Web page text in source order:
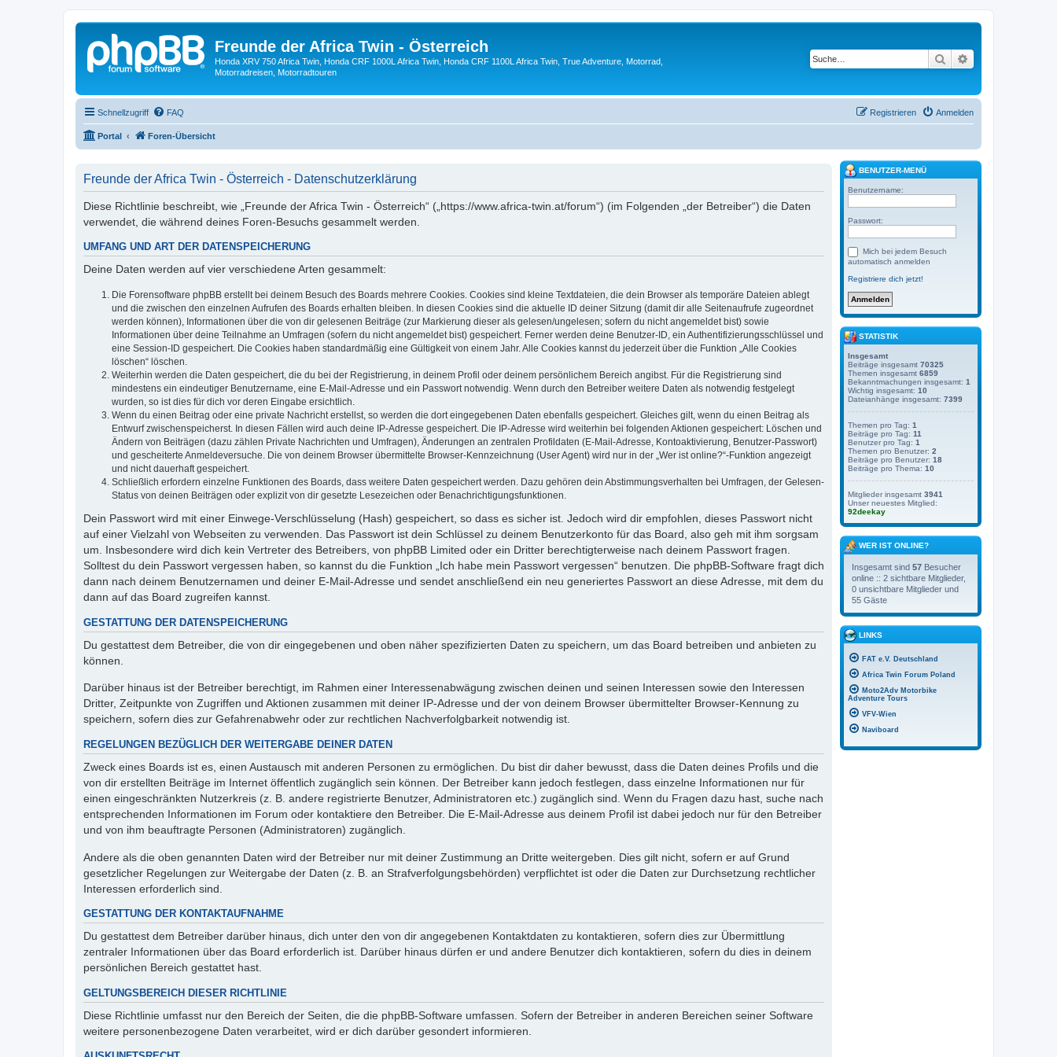
Freunde der Africa Twin - Österreich
Honda XRV 750 Africa Twin, Honda CRF 1000L Africa Twin, Honda CRF 1100L Africa Twin, True Adventure, Motorrad,
Motorradreisen, Motorradtouren
Suche
Schnellzugriff FAQ Anmelden
Registrieren
Portal Foren-Übersicht
Freunde der Africa Twin - Österreich - Datenschutzerklärung
Diese Richtlinie beschreibt, wie „Freunde der Africa Twin - Österreich“ („https://www.africa-twin.at/forum“) (im Folgenden „der Betreiber“) die Daten
verwendet, die während deines Foren-Besuchs gesammelt werden.
UMFANG UND ART DER DATENSPEICHERUNG
Deine Daten werden auf vier verschiedene Arten gesammelt:
Die Forensoftware phpBB erstellt bei deinem Besuch des Boards mehrere Cookies. Cookies sind kleine Textdateien, die dein Browser als temporäre Dateien ablegt
und die zwischen den einzelnen Aufrufen des Boards erhalten bleiben. In diesen Cookies sind die aktuelle ID deiner Sitzung (damit dir alle Seitenaufrufe zugeordnet
werden können), Informationen über die von dir gelesenen Beiträge (zur Markierung dieser als gelesen/ungelesen; sofern du nicht angemeldet bist) sowie
Informationen über deine Teilnahme an Umfragen (sofern du nicht angemeldet bist) gespeichert. Ferner werden deine Benutzer-ID, ein Authentifizierungsschlüssel und
eine Session-ID gespeichert. Die Cookies haben standardmäßig eine Gültigkeit von einem Jahr. Alle Cookies kannst du jederzeit über die Funktion „Alle Cookies
löschen“ löschen.
Weiterhin werden die Daten gespeichert, die du bei der Registrierung, in deinem Profil oder deinem persönlichem Bereich angibst. Für die Registrierung sind
mindestens ein eindeutiger Benutzername, eine E-Mail-Adresse und ein Passwort notwendig. Wenn durch den Betreiber weitere Daten als notwendig festgelegt
wurden, so ist dies für dich vor deren Eingabe ersichtlich.
Wenn du einen Beitrag oder eine private Nachricht erstellst, so werden die dort eingegebenen Daten ebenfalls gespeichert. Gleiches gilt, wenn du einen Beitrag als
Entwurf zwischenspeicherst. In diesen Fällen wird auch deine IP-Adresse gespeichert. Die IP-Adresse wird weiterhin bei folgenden Aktionen gespeichert: Löschen und
Ändern von Beiträgen (dazu zählen Private Nachrichten und Umfragen), Änderungen an zentralen Profildaten (E-Mail-Adresse, Kontoaktivierung, Benutzer-Passwort)
und gescheiterte Anmeldeversuche. Die von deinem Browser übermittelte Browser-Kennzeichnung (User Agent) wird nur in der „Wer ist online?“-Funktion angezeigt
und nicht dauerhaft gespeichert.
Schließlich erfordern einzelne Funktionen des Boards, dass weitere Daten gespeichert werden. Dazu gehören dein Abstimmungsverhalten bei Umfragen, der Gelesen-
Status von deinen Beiträgen oder explizit von dir gesetzte Lesezeichen oder Benachrichtigungsfunktionen.
Dein Passwort wird mit einer Einwege-Verschlüsselung (Hash) gespeichert, so dass es sicher ist. Jedoch wird dir empfohlen, dieses Passwort nicht
auf einer Vielzahl von Webseiten zu verwenden. Das Passwort ist dein Schlüssel zu deinem Benutzerkonto für das Board, also geh mit ihm sorgsam
um. Insbesondere wird dich kein Vertreter des Betreibers, von phpBB Limited oder ein Dritter berechtigterweise nach deinem Passwort fragen.
Solltest du dein Passwort vergessen haben, so kannst du die Funktion „Ich habe mein Passwort vergessen“ benutzen. Die phpBB-Software fragt dich
dann nach deinem Benutzernamen und deiner E-Mail-Adresse und sendet anschließend ein neu generiertes Passwort an diese Adresse, mit dem du
dann auf das Board zugreifen kannst.
GESTATTUNG DER DATENSPEICHERUNG
Du gestattest dem Betreiber, die von dir eingegebenen und oben näher spezifizierten Daten zu speichern, um das Board betreiben und anbieten zu
können.
Darüber hinaus ist der Betreiber berechtigt, im Rahmen einer Interessenabwägung zwischen deinen und seinen Interessen sowie den Interessen
Dritter, Zeitpunkte von Zugriffen und Aktionen zusammen mit deiner IP-Adresse und der von deinem Browser übermittelter Browser-Kennung zu
speichern, sofern dies zur Gefahrenabwehr oder zur rechtlichen Nachverfolgbarkeit notwendig ist.
REGELUNGEN BEZÜGLICH DER WEITERGABE DEINER DATEN
Zweck eines Boards ist es, einen Austausch mit anderen Personen zu ermöglichen. Du bist dir daher bewusst, dass die Daten deines Profils und die
von dir erstellten Beiträge im Internet öffentlich zugänglich sein können. Der Betreiber kann jedoch festlegen, dass einzelne Informationen nur für
einen eingeschränkten Nutzerkreis (z. B. andere registrierte Benutzer, Administratoren etc.) zugänglich sind. Wenn du Fragen dazu hast, suche nach
entsprechenden Informationen im Forum oder kontaktiere den Betreiber. Die E-Mail-Adresse aus deinem Profil ist dabei jedoch nur für den Betreiber
und von ihm beauftragte Personen (Administratoren) zugänglich.
Andere als die oben genannten Daten wird der Betreiber nur mit deiner Zustimmung an Dritte weitergeben. Dies gilt nicht, sofern er auf Grund
gesetzlicher Regelungen zur Weitergabe der Daten (z. B. an Strafverfolgungsbehörden) verpflichtet ist oder die Daten zur Durchsetzung rechtlicher
Interessen erforderlich sind.
GESTATTUNG DER KONTAKTAUFNAHME
Du gestattest dem Betreiber darüber hinaus, dich unter den von dir angegebenen Kontaktdaten zu kontaktieren, sofern dies zur Übermittlung
zentraler Informationen über das Board erforderlich ist. Darüber hinaus dürfen er und andere Benutzer dich kontaktieren, sofern du dies in deinem
persönlichen Bereich gestattet hast.
GELTUNGSBEREICH DIESER RICHTLINIE
Diese Richtlinie umfasst nur den Bereich der Seiten, die die phpBB-Software umfassen. Sofern der Betreiber in anderen Bereichen seiner Software
weitere personenbezogene Daten verarbeitet, wird er dich darüber gesondert informieren.
BENUTZER-MENÜ
Benutzername:
Passwort:
Mich bei jedem Besuch
automatisch anmelden
Registriere dich jetzt!
STATISTIK
Insgesamt
Beiträge insgesamt 70325
Themen insgesamt 6859
Bekanntmachungen insgesamt: 1
Wichtig insgesamt: 10
Dateianhänge insgesamt: 7399
Themen pro Tag: 1
Beiträge pro Tag: 11
Benutzer pro Tag: 1
Themen pro Benutzer: 2
Beiträge pro Benutzer: 18
Beiträge pro Thema: 10
Mitglieder insgesamt 3941
Unser neuestes Mitglied:
92deekay
WER IST ONLINE?
Insgesamt sind 57 Besucher
online :: 2 sichtbare Mitglieder,
0 unsichtbare Mitglieder und
55 Gäste
LINKS
FAT e.V. Deutschland
Africa Twin Forum Poland
Moto2Adv Motorbike
Adventure Tours
VFV-Wien
Naviboard